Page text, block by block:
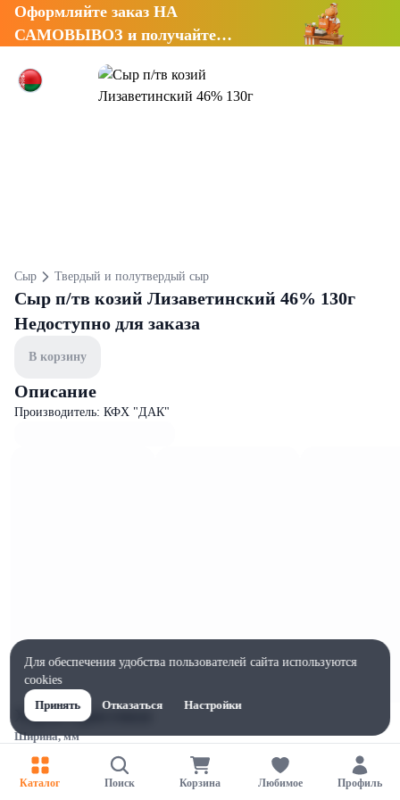
Оформляйте заказ НА
САМОВЫВОЗ и получайте
Сыр Твердый и полутвердый сыр
Сыр п/тв козий Лизаветинский 46% 130г
Недоступно для заказа
В корзину
Описание
Производитель: КФХ "ДАК"
Характеристики
Ширина, мм
Высота, мм
Каталог Поиск Корзина Любимое Профиль
Для обеспечения удобства пользователей сайта используются
cookies
Принять
Отказаться Настройки